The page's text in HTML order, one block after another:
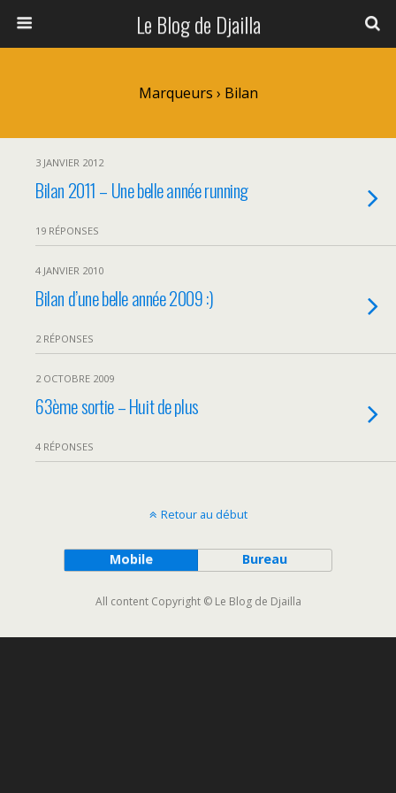
Le Blog de Djailla
Marqueurs › Bilan
3 JANVIER 2012
Bilan 2011 – Une belle année running
19 RÉPONSES
4 JANVIER 2010
Bilan d’une belle année 2009 :)
2 RÉPONSES
2 OCTOBRE 2009
63ème sortie – Huit de plus
4 RÉPONSES
Retour au début
Mobile Bureau
All content Copyright © Le Blog de Djailla